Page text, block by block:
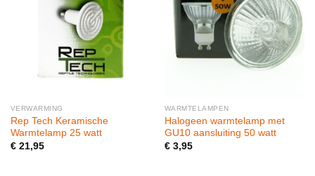
VERWARMING
Rep Tech Keramische
Warmtelamp 25 watt
€21,95
WARMTELAMPEN
Halogeen warmtelamp met
GU10 aansluiting 50 watt
€3,95